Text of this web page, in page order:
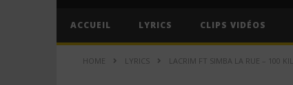
ACCUEIL LYRICS CLIPS VIDÉOS
HOME LYRICS LACRIM FT SIMBA LA RUE – 100